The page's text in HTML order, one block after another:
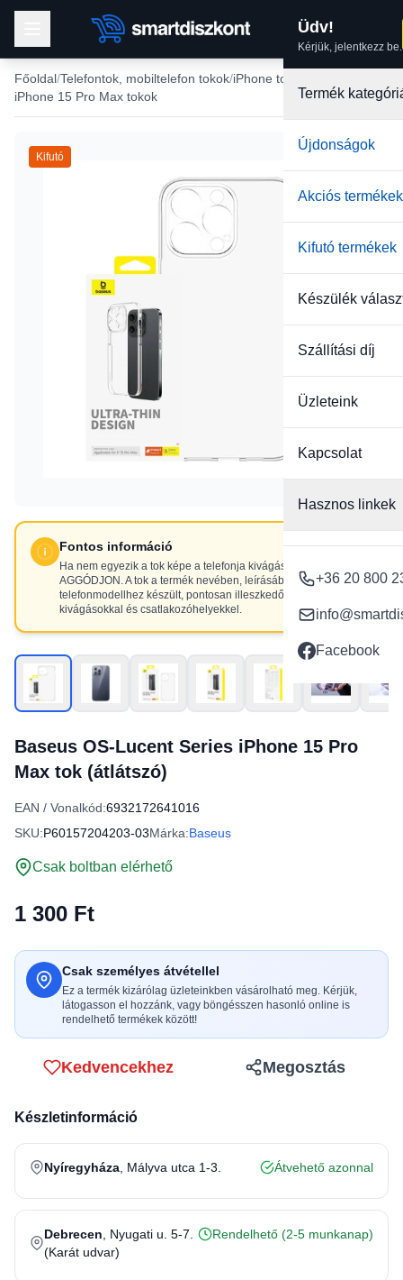
Üdv!
Kérjük, jelentkezz be.
Termék
Újdonságok
Akciós termékek
Kifutó termékek
Készülék
Szállítási díj
Üzleteink
Kapcsolat
Hasznos linkek
+36 20 800
Facebook
Főoldal Telefontok, mobiltelefon tokok iPhone tokok
iPhone 15 Pro Max tokok
Fontos információ
Ha nem egyezik a tok képe a telefonja kivágásaival, NE
AGGÓDJON. A tok a termék nevében, leírásában szereplő
telefonmodellhez készült, pontosan illeszkedő
kivágásokkal és csatlakozóhelyekkel.
Kifutó
Baseus OS-Lucent Series iPhone 15 Pro
Max tok (átlátszó)
EAN / Vonalkód:6932172641016
SKU:P60157204203-03Márka:Baseus
Csak boltban elérhető
1 300 Ft
Csak személyes átvétellel
Ez a termék kizárólag üzleteinkben vásárolható meg. Kérjük,
látogasson el hozzánk, vagy böngésszen hasonló online is
rendelhető termékek között!
Kedvencekhez Megosztás
Készletinformáció
Nyíregyháza , Mályva utca 1-3. Átvehető azonnal
Debrecen , Nyugati u. 5-7.
(Karát udvar)
Rendelhető (2-5 munkanap)